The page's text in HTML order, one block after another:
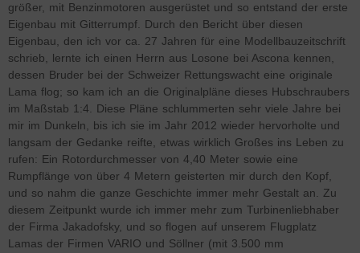
größer, mit Benzinmotoren ausgerüstet und so entstand der erste
Eigenbau mit Gitterrumpf. Durch den Bericht über diesen
Eigenbau, den ich vor ca. 27 Jahren für eine Modellbauzeitschrift
schrieb, lernte ich einen Herrn aus Losone bei Ascona kennen,
dessen Bruder bei der Schweizer Rettungswacht eine originale
Lama flog; so kam ich an die Originalpläne dieses Hubschraubers
im Maßstab 1:4. Diese Pläne schlummerten sehr viele Jahre bei
mir im Dunkeln, bis ich sie im Jahr 2012 wieder hervorholte und
langsam der Gedanke reifte, etwas wirklich Großes ins Leben zu
rufen: Ein Rotordurchmesser von 4,40 Meter sowie eine
Rumpflänge von über 4 Metern geisterten mir durch den Kopf,
und so nahm die ganze Geschichte immer mehr Gestalt an. Zu
diesem Zeitpunkt wurde ich immer mehr zum Turbinenliebhaber
der Firma Jakadofsky, und so flogen auf unserem Flugplatz
Lamas der Firmen VARIO und Söllner (mit 3.500 mm